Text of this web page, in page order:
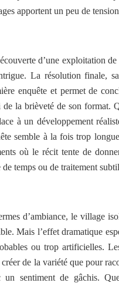
apportent un peu de
d’une exploitation
La résolution finale,
enquête et permet de
de la brièveté de son format.
à un développement
semble à la fois trop
où le récit tente de
de temps ou de traitement
d’ambiance, le village
Mais l’effet dramatique
ou trop artificielles.
de la variété que pour
un sentiment de gâchis.